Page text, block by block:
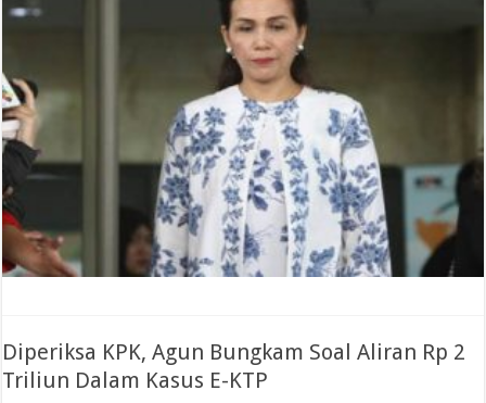
Diperiksa KPK, Agun Bungkam Soal Aliran Rp 2
Triliun Dalam Kasus E-KTP